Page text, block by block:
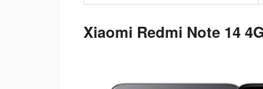
Xiaomi Redmi Note 14